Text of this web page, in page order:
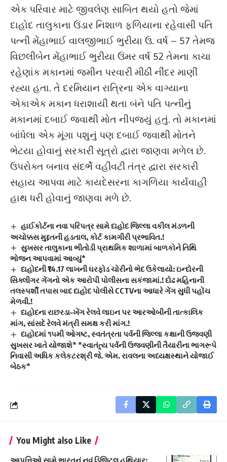
એક પરિવાર માટે જીવલેણ સાબિત થયો હતો જેમાં
દાહોદ તાલુકાના ઉંડાર નિશાળ ફળિયાના રહેવાસી પતિ
પત્ની મેંહાભાઈ વાલજીભાઈ ભુરીયા ઉ. વર્ષ – 57 તેમજ
વિછલીબેન મેંહાભાઈ ભુરીયા ઉંમર વર્ષ 52 તેમના કાચા
રહેણાંક મકાનમાં જમીન પરવારી મીઠી નીંદર માણી
રહ્યા હતા. તે દરમિયાન રાત્રિના એક વાગ્યાના
એકાએક મકાન ધરાશાયી થતા બંને પતિ પત્નીનું
મકાનમાં દબાઈ જવાથી મોત નીપજ્યું હતું. તો મકાનમાં
બાંધેલા એક મૂંગા પશુનું પણ દબાઈ જવાથી મોતને
ભેટયા હોવાનું સરકારી સૂત્રો દ્વારા જાણવા મળેલ છે.
ઉપરોક્ત બનાવ સંદર્ભે વહીવટી તંત્ર દ્વારા સરકારી
સહાય આપવા માટે કાયદેસરના કાગળિયા કાર્યવાહી
હાથ ધરી હોવાનું જાણવા મળે છે.
હાઈકોર્ટના નવા પરિપત્ર સામે દાહોદ જિલ્લા વકીલ મંડળની
અચોક્કસ મુદ્દતની હડતાલ, કોર્ટ કામગીરી પ્રભાવિત.!
સુખસર તાલુકાના ભીતોડી પ્રાથમિક શાળામાં બાળકોને તિથિ
ભોજન આપવામાં આવ્યું*
દાહોદની ₹14.17 લાખની ઘરફોડ ચોરીનો ભેદ ઉકેલાયો: ઇન્દોરની
સિક્લીગર ગેંગનો એક આરોપી પોલીસના સકંજામાં.! દોઢ મહિનાની
તલસ્પર્શી તપાસ બાદ દાહોદ પોલીસે CCTVના આધારે ગેંગ સુધી પહોંચ
મેળવી.!
દાહોદના રાછરડા–ખેંગ રેલવે લાઇન પર આરઓબીની તાત્કાલિક
માંગ, સાંસદે રેલવે મંત્રી સમક્ષ કરી માંગ.!
દાહોદમાં ૧૫મી ઓગષ્ટ, સ્વતંત્રતા પર્વની જિલ્લા કક્ષાની ઉજવણી
સુખસર ખાતે યોજાશે* *સ્વાતંત્ર્ય પર્વની ઉજવણીની તૈયારીના ભાગરૂપે
નિવાસી અધિક કલેકટરશ્રી જે. એમ. રાવલના અધ્યક્ષસ્થાને યોજાઈ
બેઠક*
You Might also Like
આપત્તિઓ સામે ભારતનું નવું ડિજિટલ હથિયાર: